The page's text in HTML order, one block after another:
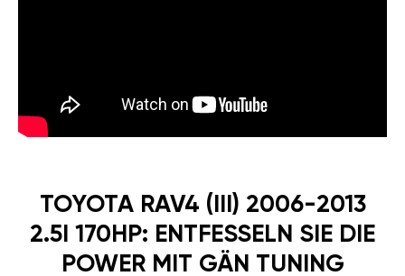
TOYOTA RAV4 (III) 2006-2013
2.5I 170HP: ENTFESSELN SIE DIE
POWER MIT GÄN TUNING